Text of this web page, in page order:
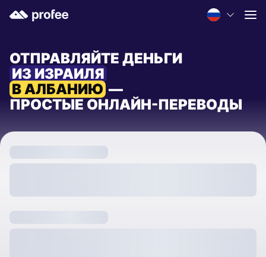
ОТПРАВЛЯЙТЕ ДЕНЬГИ
ИЗ ИЗРАИЛЯ
В АЛБАНИЮ —
ПРОСТЫЕ ОНЛАЙН-ПЕРЕВОДЫ